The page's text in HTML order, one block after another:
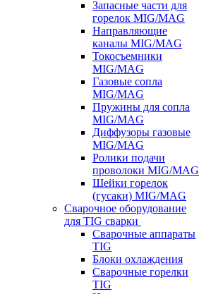
Запасные части для
горелок MIG/MAG
Направляющие
каналы MIG/MAG
Токосъемники
MIG/MAG
Газовые сопла
MIG/MAG
Пружины для сопла
MIG/MAG
Диффузоры газовые
MIG/MAG
Ролики подачи
проволоки MIG/MAG
Шейки горелок
(гусаки) MIG/MAG
Сварочное оборудование
для TIG сварки
Сварочные аппараты
TIG
Блоки охлаждения
Сварочные горелки
TIG